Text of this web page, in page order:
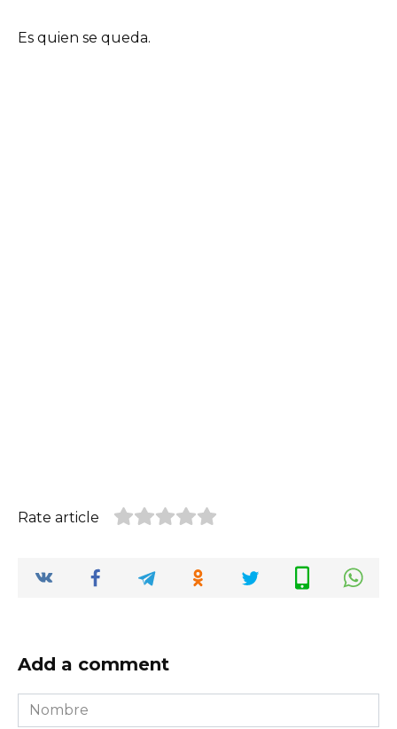
Es quien se queda.
Rate article
Add a comment
Nombre
*